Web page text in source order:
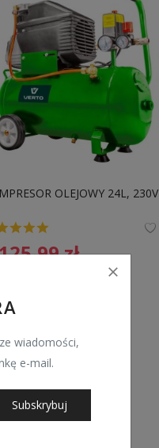
wiadomości,
e-mail.
Subskrybuj
OLEJOWY 24L, 230V
zł